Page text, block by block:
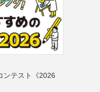
ンテスト《2026